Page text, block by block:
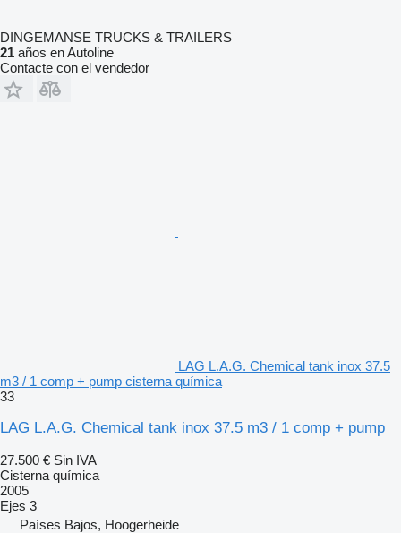
DINGEMANSE TRUCKS & TRAILERS
21 años en Autoline
Contacte con el vendedor
LAG L.A.G. Chemical tank inox 37.5
m3 / 1 comp + pump cisterna química
33
LAG L.A.G. Chemical tank inox 37.5 m3 / 1 comp + pump
27.500 € Sin IVA
Cisterna química
2005
Ejes 3
Países Bajos, Hoogerheide